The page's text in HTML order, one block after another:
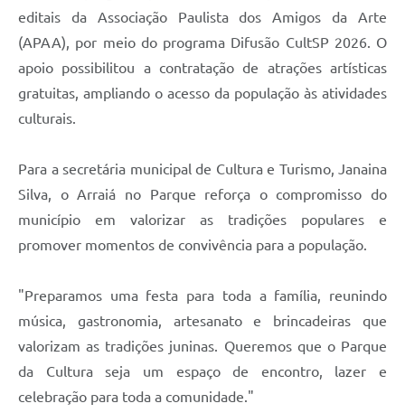
editais da Associação Paulista dos Amigos da Arte
(APAA), por meio do programa Difusão CultSP 2026. O
apoio possibilitou a contratação de atrações artísticas
gratuitas, ampliando o acesso da população às atividades
culturais.
Para a secretária municipal de Cultura e Turismo, Janaina
Silva, o Arraiá no Parque reforça o compromisso do
município em valorizar as tradições populares e
promover momentos de convivência para a população.
"Preparamos uma festa para toda a família, reunindo
música, gastronomia, artesanato e brincadeiras que
valorizam as tradições juninas. Queremos que o Parque
da Cultura seja um espaço de encontro, lazer e
celebração para toda a comunidade."